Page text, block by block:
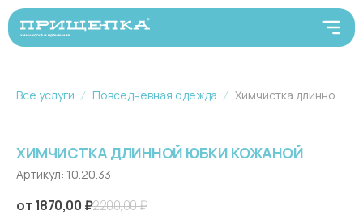
Все услуги Повседневная одежда Химчистка длинной юбки кожаной
ХИМЧИСТКА ДЛИННОЙ ЮБКИ КОЖАНОЙ
Артикул: 10.20.33
1870,00 ₽2200,00₽